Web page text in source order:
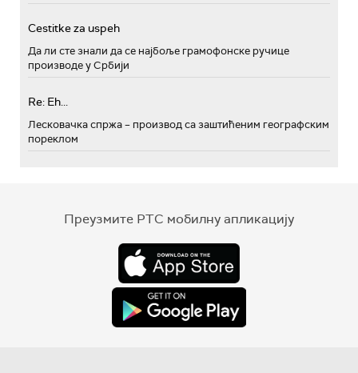
Cestitke za uspeh
Да ли сте знали да се најбоље грамофонске ручице
производе у Србији
Re: Eh...
Лесковачка спржа – производ са заштићеним географским
пореклом
Преузмите РТС мобилну апликацију